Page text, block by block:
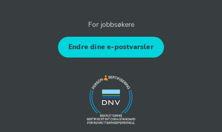
For jobbsøkere
Endre dine e-postvarsler